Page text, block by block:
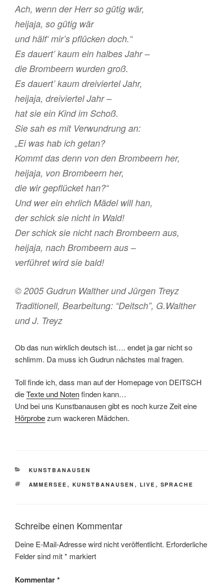
Ach, wenn der Herr so gütig wär,
heijaja, so gütig wär
und hälf‘ mir’s pflücken doch.“
Es dauert’ kaum ein halbes Jahr –
die Brombeern wurden groß.
Es dauert’ kaum dreiviertel Jahr,
heijaja, dreiviertel Jahr –
hat sie ein Kind im Schoß.
Sie sah es mit Verwundrung an:
„Ei was hab ich getan?
Kommt das denn von den Brombeern her,
heijaja, von Brombeern her,
die wir gepflücket han?“
Und wer ein ehrlich Mädel will han,
der schick sie nicht in Wald!
Der schick sie nicht nach Brombeern aus,
heijaja, nach Brombeern aus –
verführet wird sie bald!
© 2005 Gudrun Walther und Jürgen Treyz
Traditionell, Bearbeitung: “Deitsch”, G.Walther
und J. Treyz
Ob das nun wirklich deutsch ist…. endet ja gar nicht so
schlimm. Da muss ich Gudrun nächstes mal fragen.
Toll finde ich, dass man auf der Homepage von DEITSCH
dieTexte und Notenfinden kann…
Und bei uns Kunstbanausen gibt es noch kurze Zeit eine
Hörprobezum wackeren Mädchen.
KATEGORIEN
KUNSTBANAUSEN
SCHLAGWÖRTER
AMMERSEE , KUNSTBANAUSEN , LIVE , SPRACHE
Schreibe einen Kommentar
Deine E-Mail-Adresse wird nicht veröffentlicht. Erforderliche
Felder sind mit* markiert
Kommentar*